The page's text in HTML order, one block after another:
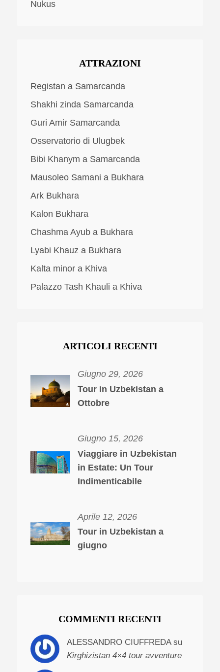
Nukus
ATTRAZIONI
Registan a Samarcanda
Shakhi zinda Samarcanda
Guri Amir Samarcanda
Osservatorio di Ulugbek
Bibi Khanym a Samarcanda
Mausoleo Samani a Bukhara
Ark Bukhara
Kalon Bukhara
Chashma Ayub a Bukhara
Lyabi Khauz a Bukhara
Kalta minor a Khiva
Palazzo Tash Khauli a Khiva
ARTICOLI RECENTI
Giugno 29, 2026
Tour in Uzbekistan a
Ottobre
Giugno 15, 2026
Viaggiare in Uzbekistan
in Estate: Un Tour
Indimenticabile
Aprile 12, 2026
Tour in Uzbekistan a
giugno
COMMENTI RECENTI
ALESSANDRO CIUFFREDA su
Kirghizistan 4×4 tour avventure